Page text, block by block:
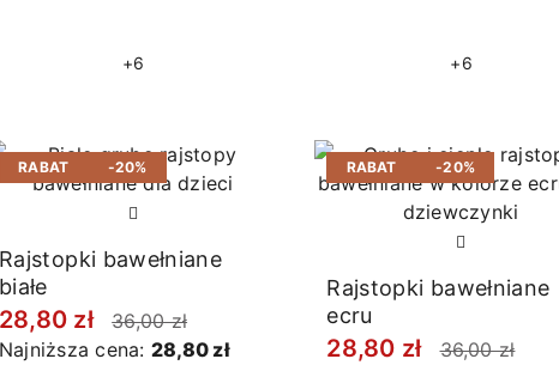
+6 +6
RABAT -20%
Rajstopki bawełniane
białe
28,80 zł
36,00 zł
Najniższa cena: 28,80 zł
RABAT -20%
Rajstopki bawełniane
ecru
28,80 zł
36,00 zł